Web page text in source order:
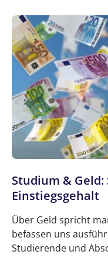
Studium &
Einstiegsgehalt
Über Geld spricht
befassen uns
Studierende und